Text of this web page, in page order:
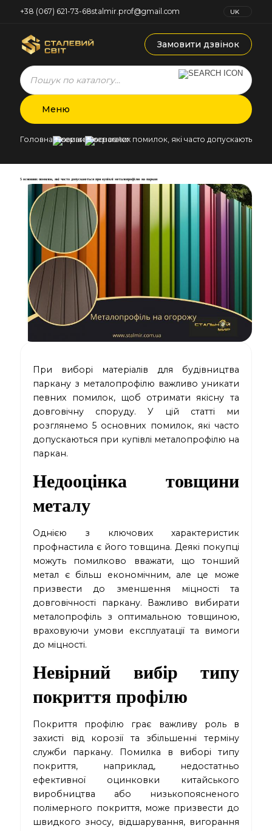
+38 (067) 621-73-68stalmir.prof@gmail.com
UK
Замовити дзвінок
Products
search
Меню
Головна Новини 5 основних помилок, які часто допускаються
5 основних помилок, які часто допускаються при купівлі металопрофілю на паркан
При виборі матеріалів для будівництва
паркану з металопрофілю важливо уникати
певних помилок, щоб отримати якісну та
довговічну споруду. У цій статті ми
розглянемо 5 основних помилок, які часто
допускаються при купівлі металопрофілю на
паркан.
Недооцінка товщини
металу
Однією з ключових характеристик
профнастила є його товщина. Деякі покупці
можуть помилково вважати, що тонший
метал є більш економічним, але це може
призвести до зменшення міцності та
довговічності паркану. Важливо вибирати
металопрофіль з оптимальною товщиною,
враховуючи умови експлуатації та вимоги
до міцності.
Невірний вибір типу
покриття профілю
Покриття профілю грає важливу роль в
захисті від корозії та збільшенні терміну
служби паркану. Помилка в виборі типу
покриття, наприклад, недостатньо
ефективної оцинковки китайського
виробництва або низькопоясненого
полімерного покриття, може призвести до
швидкого зносу, відшарування, вигорання